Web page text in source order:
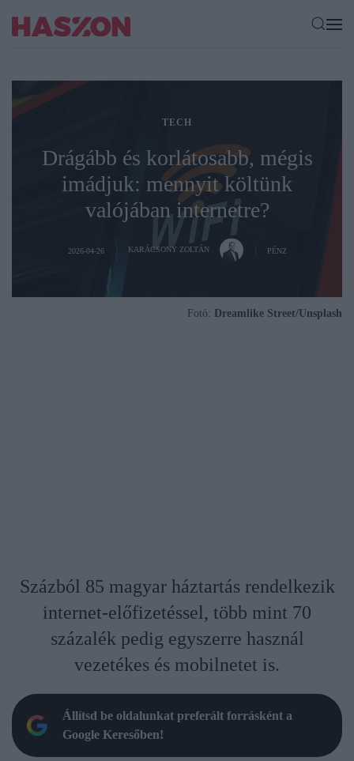
TECH
Drágább és korlátosabb, mégis
imádjuk: mennyit költünk
valójában internetre?
2026-04-26 KARÁCSONY ZOLTÁN PÉNZ
Fotó: Dreamlike Street/Unsplash
Százból 85 magyar háztartás rendelkezik
internet-előfizetéssel, több mint 70
százalék pedig egyszerre használ
vezetékes és mobilnetet is.
Állítsd be oldalunkat preferált forrásként a
Google Keresőben!